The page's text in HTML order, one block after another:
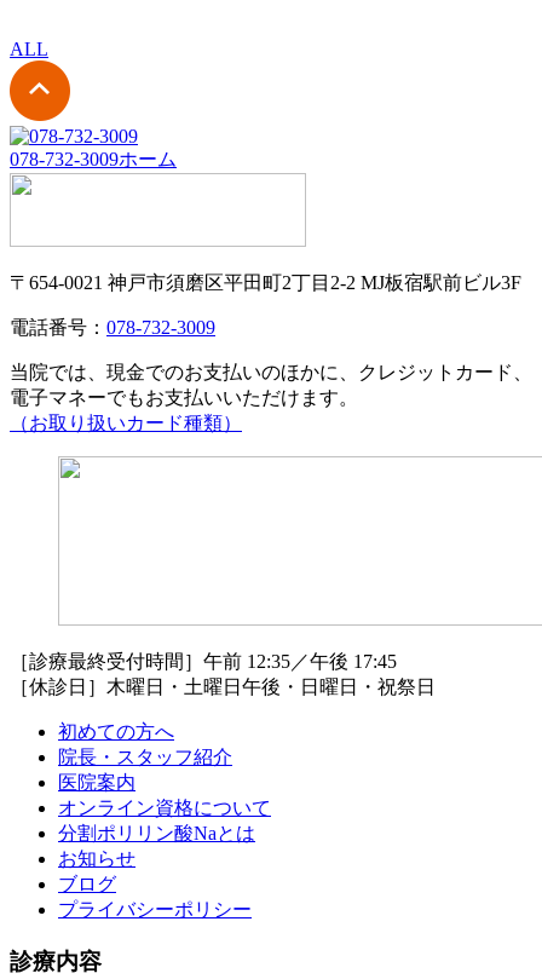
ALL
078-732-3009ホーム
〒654-0021 神戸市須磨区平田町2丁目2-2 MJ板宿駅前ビル3F
電話番号： 078-732-3009
当院では、現金でのお支払いのほかに、クレジットカード、
電子マネーでもお支払いいただけます。
（お取り扱いカード種類）
［診療最終受付時間］午前 12:35／午後 17:45
［休診日］木曜日・土曜日午後・日曜日・祝祭日
初めての方へ
院長・スタッフ紹介
医院案内
オンライン資格について
分割ポリリン酸Naとは
お知らせ
ブログ
プライバシーポリシー
診療内容